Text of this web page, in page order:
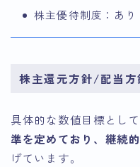
株主優待制度：あり
株主還元方針/配当方
具体的な数値目標として
準を定めており、継続
げています。